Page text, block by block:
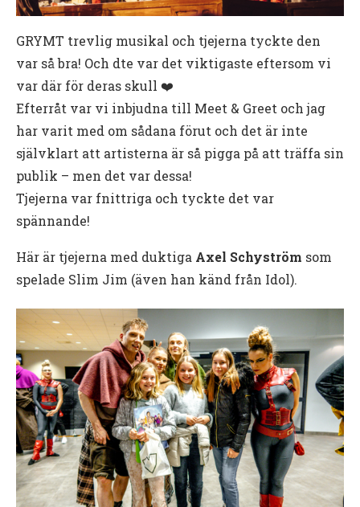
GRYMT trevlig musikal och tjejerna tyckte den
var så bra! Och dte var det viktigaste eftersom vi
var där för deras skull ❤️
Efterråt var vi inbjudna till Meet & Greet och jag
har varit med om sådana förut och det är inte
självklart att artisterna är så pigga på att träffa sin
publik – men det var dessa!
Tjejerna var fnittriga och tyckte det var
spännande!
Här är tjejerna med duktiga Axel Schyström som
spelade Slim Jim (även han känd från Idol).